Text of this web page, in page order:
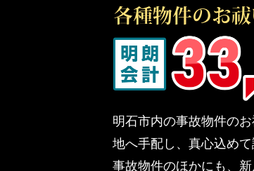
明石市内の事故物件の
地へ手配し、真心込め
事故物件のほかにも、